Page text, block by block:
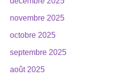
novembre 2025
octobre 2025
septembre 2025
août 2025